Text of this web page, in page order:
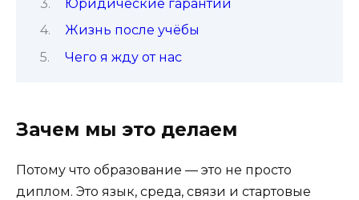
Юридические гарантии
Жизнь после учёбы
Чего я жду от нас
Зачем мы это делаем
Потому что образование — это не просто
диплом. Это язык, среда, связи и стартовые